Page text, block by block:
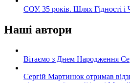
СОУ. 35 років. Шлях Гідності і
Наші автори
Вітаємо з Днем Народження
Сергій Мартинюк отримав